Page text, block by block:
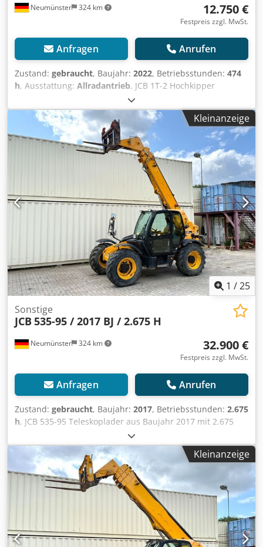
Neumünster 324 km 12.750 €
Festpreis zzgl. MwSt.
Anfragen Anrufen
Zustand: gebraucht, Baujahr: 2022, Betriebsstunden: 474
h, Ausstattung: Allradantrieb, JCB 1T-2 Hochkipper
Dumper aus Baujahr 2022 mit nur 474 Betriebsstunden!
Crsdpfxjzq Aiae Amusf ----* Hersteller: JCB * Typ: 1T-2S5
High Tip Dumper * Baujahr: 2022 * Abgelesene
Betriebsstunden: ca. 474 * Hochkipper * Leistung: 16.1 kW
* Nutzlast: ca. 1.000 KG * Betriebsgewicht: 1.515 KG * Top
Zustand * Video auf Anfrage vorhanden (Whats APP) *
Weitere Foto auf Anfrage vorhanden! * Preis: 12.750 Euro,
netto + 19 % MwSt. ----Für weitere Fragen bitte anrufen:
For more question please call: Erik Kortum: Whats App ?
Alle Angaben ohne Gewähr und Garantie, Irrtümer und
Zwischenverkauf vorbehalten. ?
Kleinanzeige
1 /25
Neumünster 324 km
Sonstige
JCB 535-95 / 2017 BJ / 2.675 H
32.900 €
Festpreis zzgl. MwSt.
Anfragen Anrufen
Zustand: gebraucht, Baujahr: 2017, Betriebsstunden: 2.675
h, JCB 535-95 Teleskoplader aus Baujahr 2017 mit 2.675
Betriebsstunden! ----* Hersteller: JCB Credpfx Aezq
Ahpemuef * Typ: 535-95 * Baujahr: 2017 * Abgelesene
Betriebsstunden: ca. 2.675 * Inkl. Palettengabel *
Tragkraft: ca. 3.500 KG * Hubhöhe: ca. 9.5 Meter * Weitere
Fotos und Video auf Anfrage (Whats APP Erik) * Preis:
32.900 Euro, netto + 19% ---- Für weitere Fragen bitte
anrufen: For more question please call: Erik Kortum: Whats
App Alle Angaben ohne Gewähr und Garantie, Irrtümer
und Zwischenverkauf vorbehalten.
Kleinanzeige